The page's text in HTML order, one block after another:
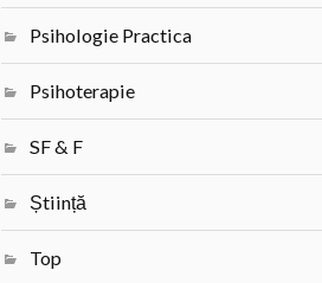
Psihologie Practica
Psihoterapie
SF & F
Știință
Top